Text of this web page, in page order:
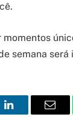
momentos
semana será
LinkedIn